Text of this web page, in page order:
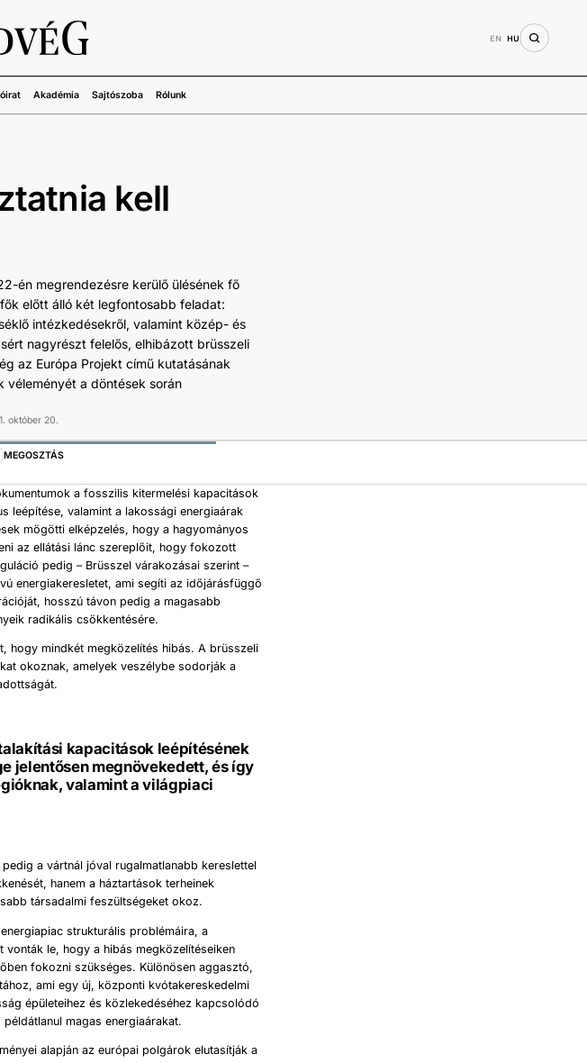
EN HU
Akadémia Sajtószoba Rólunk
kell
én megrendezésre kerülő ülésének fő
előtt álló két legfontosabb feladat:
intézkedésekről, valamint közép- és
nagyrészt felelős, elhibázott brüsszeli
az Európa Projekt című kutatásának
véleményét a döntések során
október 20.
MEGOSZTÁS
a fosszilis kitermelési kapacitások
leépítése, valamint a lakossági energiaárak
mögötti elképzelés, hogy a hagyományos
az ellátási lánc szereplőit, hogy fokozott
pedig – Brüsszel várakozásai szerint –
energiakeresletet, ami segíti az időjárásfüggő
hosszú távon pedig a magasabb
radikális csökkentésére.
hogy mindkét megközelítés hibás. A brüsszeli
okoznak, amelyek veszélybe sodorják a
kapacitások leépítésének
jelentősen megnövekedett, és így
valamint a világpiaci
a vártnál jóval rugalmatlanabb kereslettel
hanem a háztartások terheinek
társadalmi feszültségeket okoz.
strukturális problémáira, a
le, hogy a hibás megközelítéseiken
fokozni szükséges. Különösen aggasztó,
ami egy új, központi kvótakereskedelmi
épületeihez és közlekedéséhez kapcsolódó
magas energiaárakat.
alapján az európai polgárok elutasítják a